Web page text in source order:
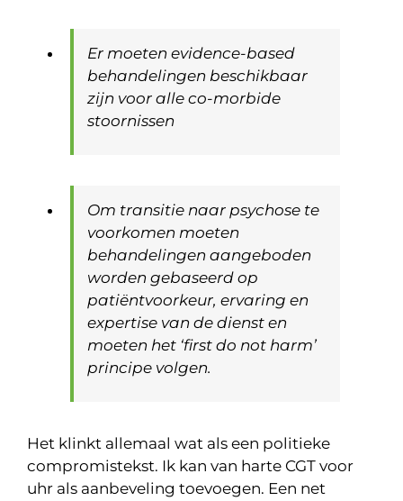
Er moeten evidence-based
behandelingen beschikbaar
zijn voor alle co-morbide
stoornissen
Om transitie naar psychose te
voorkomen moeten
behandelingen aangeboden
worden gebaseerd op
patiëntvoorkeur, ervaring en
expertise van de dienst en
moeten het ‘first do not harm’
principe volgen.
Het klinkt allemaal wat als een politieke
compromistekst. Ik kan van harte CGT voor
uhr als aanbeveling toevoegen. Een net